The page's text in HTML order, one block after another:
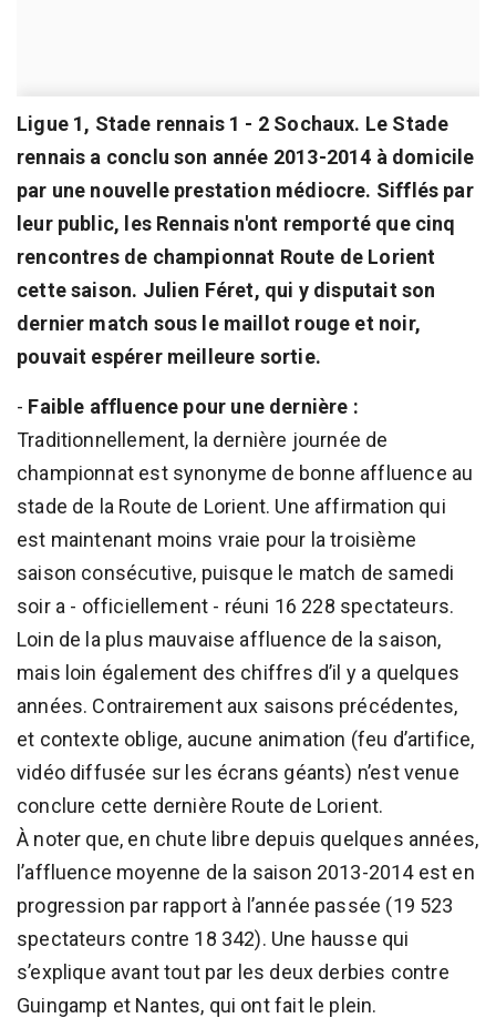
Ligue 1, Stade rennais 1 - 2 Sochaux. Le Stade
rennais a conclu son année 2013-2014 à domicile
par une nouvelle prestation médiocre. Sifflés par
leur public, les Rennais n'ont remporté que cinq
rencontres de championnat Route de Lorient
cette saison. Julien Féret, qui y disputait son
dernier match sous le maillot rouge et noir,
pouvait espérer meilleure sortie.
- Faible affluence pour une dernière :
Traditionnellement, la dernière journée de
championnat est synonyme de bonne affluence au
stade de la Route de Lorient. Une affirmation qui
est maintenant moins vraie pour la troisième
saison consécutive, puisque le match de samedi
soir a - officiellement - réuni 16 228 spectateurs.
Loin de la plus mauvaise affluence de la saison,
mais loin également des chiffres d’il y a quelques
années. Contrairement aux saisons précédentes,
et contexte oblige, aucune animation (feu d’artifice,
vidéo diffusée sur les écrans géants) n’est venue
conclure cette dernière Route de Lorient.
À noter que, en chute libre depuis quelques années,
l’affluence moyenne de la saison 2013-2014 est en
progression par rapport à l’année passée (19 523
spectateurs contre 18 342). Une hausse qui
s’explique avant tout par les deux derbies contre
Guingamp et Nantes, qui ont fait le plein.